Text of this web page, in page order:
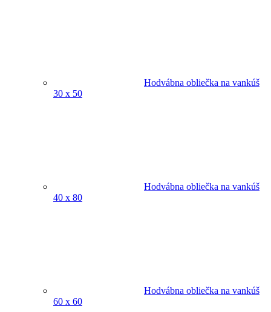
Hodvábna obliečka na vankúš
30 x 50
Hodvábna obliečka na vankúš
40 x 80
Hodvábna obliečka na vankúš
60 x 60